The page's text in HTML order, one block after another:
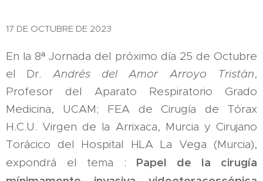
17 DE OCTUBRE DE 2023
En la 8ª Jornada del próximo día 25 de Octubre
el Dr. Andrés del Amor Arroyo Tristán,
Profesor del Aparato Respiratorio Grado
Medicina, UCAM; FEA de Cirugía de Tórax
H.C.U. Virgen de la Arrixaca, Murcia y Cirujano
Torácico del Hospital HLA La Vega (Murcia),
expondrá el tema : Papel de la cirugía